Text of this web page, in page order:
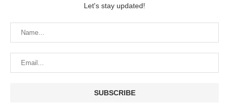
Let's stay updated!